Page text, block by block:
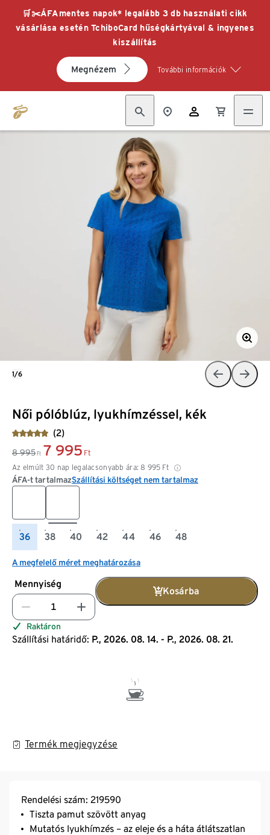
🛒✂️ÁFAmentes napok* legalább 3 db használati cikk
vásárlása esetén TchiboCard hűségkártyával & ingyenes
kiszállítás
Megnézem További információk
Női pólóblúz, lyukhímzéssel, kék
(2)
8 995 Ft 7 995 Ft
Az elmúlt 30 nap legalacsonyabb ára: 8 995 Ft
ÁFA-t tartalmazSzállítási költséget nem tartalmaz
36 38 40 42 44 46 48
A megfelelő méret meghatározása
Mennyiség
Kosárba
Raktáron
Szállítási határidő: P., 2026. 08. 14. - P., 2026. 08. 21.
Termék megjegyzése
1/6
Rendelési szám: 219590
Tiszta pamut szövött anyag
Mutatós lyukhímzés – az eleje és a háta átlátszatlan